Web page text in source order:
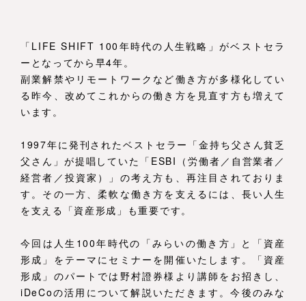
「LIFE SHIFT 100年時代の人生戦略」がベストセラ
ーとなってから早4年。
副業解禁やリモートワークなど働き方が多様化してい
る昨今、改めてこれからの働き方を見直す方も増えて
います。
1997年に発刊されたベストセラー「金持ち父さん貧乏
父さん」が提唱していた「ESBI（労働者／自営業者／
経営者／投資家）」の考え方も、再注目されておりま
す。その一方、柔軟な働き方を支えるには、長い人生
を支える「資産形成」も重要です。
今回は人生100年時代の「みらいの働き方」と「資産
形成」をテーマにセミナーを開催いたします。「資産
形成」のパートでは野村證券様より講師をお招きし、
iDeCoの活用について解説いただきます。今後のみな